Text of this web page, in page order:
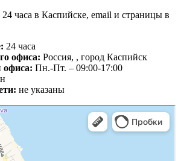
часа в Каспийске, email и страницы в
24 часа
офиса: Россия, , город Каспийск
Пн.-Пт. – 09:00-17:00
не указаны